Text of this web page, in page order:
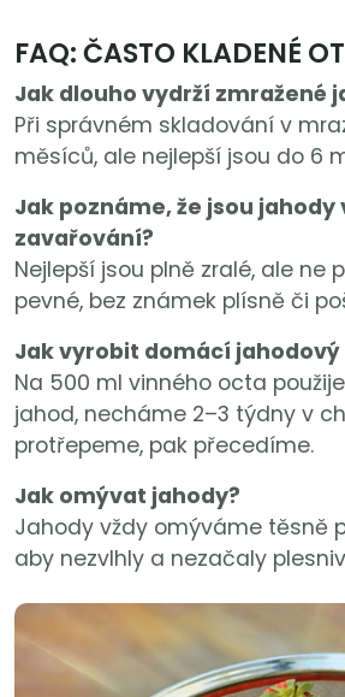
FAQ: ČASTO KLADENÉ
Jak dlouho vydrží zmražené
Při správném skladování v
měsíců, ale nejlepší jsou do 6
Jak poznáme, že jsou jahody
zavařování?
Nejlepší jsou plně zralé, ale ne
pevné, bez známek plísně či
Jak vyrobit domácí jahodový
Na 500 ml vinného octa
jahod, necháme 2–3 týdny v
protřepeme, pak přecedíme.
Jak omývat jahody?
Jahody vždy omýváme těsně
aby nezvlhly a nezačaly